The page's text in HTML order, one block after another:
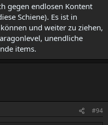
gegen endlosen Kontent
Schiene). Es ist in
und weiter zu ziehen,
unendliche
items.
#94